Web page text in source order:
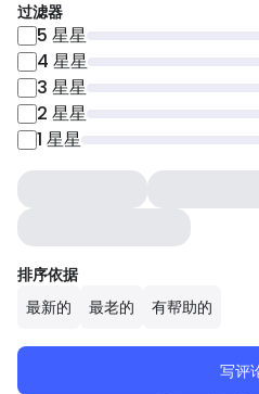
过滤器
5 星星
4 星星
3 星星
2 星星
1 星星
排序依据
最新的
最老的 有帮助的
写评